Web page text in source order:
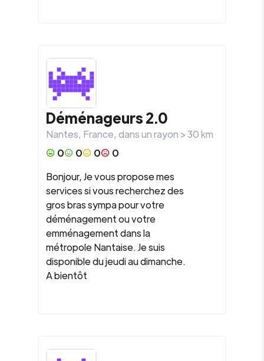
Déménageurs 2.0
Nantes, France, dans un rayon >30km
0
0 0
0
Bonjour, Je vous propose mes
services si vous recherchez des
gros bras sympa pour votre
déménagement ou votre
emménagement dans la
métropole Nantaise. Je suis
disponible du jeudi au dimanche.
A bientôt